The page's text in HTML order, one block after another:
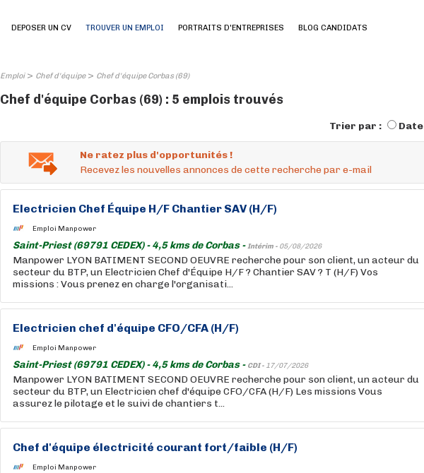
DEPOSER UN CV TROUVER UN EMPLOI PORTRAITS D'ENTREPRISES BLOG CANDIDATS
Emploi> Chef d'équipe> Chef d'équipe Corbas (69)
Chef d'équipe Corbas (69) : 5 emplois trouvés
Trier par : Date
Ne ratez plus d'opportunités !
Recevez les nouvelles annonces de cette recherche par e-mail
Electricien Chef Équipe H/F Chantier SAV (H/F)
Emploi Manpower
Saint-Priest (69791 CEDEX) - 4,5 kms de Corbas -Intérim - 05/08/2026
Manpower LYON BATIMENT SECOND OEUVRE recherche pour son client, un acteur du
secteur du BTP, un Electricien Chef d'Équipe H/F ? Chantier SAV ? T (H/F) Vos
missions : Vous prenez en charge l'organisati...
Electricien chef d'équipe CFO/CFA (H/F)
Emploi Manpower
Saint-Priest (69791 CEDEX) - 4,5 kms de Corbas - CDI - 17/07/2026
Manpower LYON BATIMENT SECOND OEUVRE recherche pour son client, un acteur du
secteur du BTP, un Electricien chef d'équipe CFO/CFA (H/F) Les missions Vous
assurez le pilotage et le suivi de chantiers t...
Chef d'équipe électricité courant fort/faible (H/F)
Emploi Manpower